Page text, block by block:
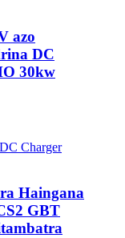
azo
DC
30kw
Haingana
GBT